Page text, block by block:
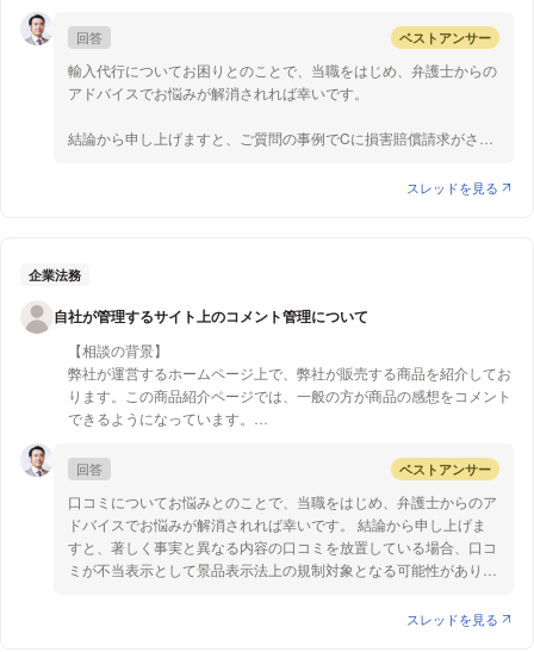
③関連商品ではなく、例えば推奨商品とした場合は特定継続的役務
には該当しますか？
→推奨商品：20,000円
(購入必須ではないが、推奨であると伝える)
す。
以上ご参考になれば幸いです。
ています。そこで、該当の商品をB以外から輸入しようと思います
が、AとBは契約で「B以外からその商品を仕入れない」と取り決めて
いました。
B以外から当該商品を輸入することは契約違反であることをAは認識
考えています。AはCへ、輸入代行に係る手数料を取り決めて支払う
ことに加担したことで、Cへ賠償請求などされることはありますか。
回答 ベストアンサー
輸入代行についてお困りとのことで、当職をはじめ、弁護士からの
アドバイスでお悩みが解消されれば幸いです。
結論から申し上げますと、ご質問の事例でCに損害賠償請求がされ
そもそも、契約違反を理由として損害賠償請求する場合、まずは債
条）をする可能性があります。不法行為が成立するには、不法行為
す。
まず、ⅭがAの契約内容を知っていたにも関わらず、あえてAから輸
入代行を引き受けたとすると、Cには故意が認められる可能性があ
ります。しかし、その場合であっても、Cの輸入代行行為とBが被
る損害の間に因果関係があると考えられるかというと、その可能性
は低いでしょう。
したがって、Cの行為に不法行為が認められる可能性は低く、Cの
賠償責任が認められる可能性は低いと考えます。
以上ご参考になれば幸いです。
スレッドを見る
企業法務
自社が管理するサイト上のコメント管理について
【相談の背景】
弊社が運営するホームページ上で、弊社が販売する商品を紹介してお
ります。この商品紹介ページでは、一般の方が商品の感想をコメント
できるようになっています。
自由にコメントでき(商品にはAという機能しかないにもかかわらず
「Bという機能があっておススメ」といったコメントをされるなど)、
弊社は当該コメントを削除できる体制にあります。
【質問1】
当該コメントを弊社が認識していたにもかかわらず削除しなかった場
に対する虚偽の表示があったとして景表法違反の恐れがあるなど)
回答 ベストアンサー
口コミについてお悩みとのことで、当職をはじめ、弁護士からのア
ドバイスでお悩みが解消されれば幸いです。 結論から申し上げま
すと、著しく事実と異なる内容の口コミを放置している場合、口コ
ミが不当表示として景品表示法上の規制対象となる可能性がありま
コミは「事業者による表示」にあたらないと考えられ、景品表示法
スレッドを見る